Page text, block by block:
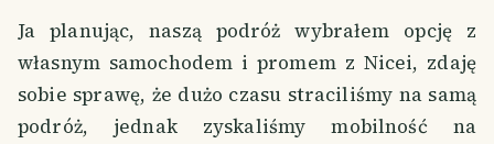
Ja planując, naszą podróż wybrałem opcję z
własnym samochodem i promem z Nicei, zdaję
sobie sprawę, że dużo czasu straciliśmy na samą
podróż, jednak zyskaliśmy mobilność na